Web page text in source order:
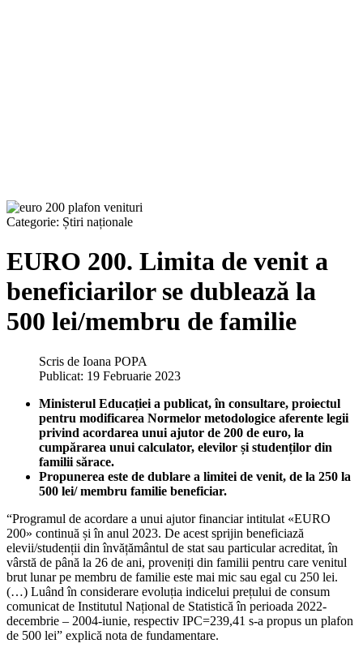
Categorie: Știri naționale
EURO 200. Limita de venit a
beneficiarilor se dublează la
500 lei/membru de familie
Scris de Ioana POPA
Publicat: 19 Februarie 2023
Ministerul Educației a publicat, în consultare, proiectul
pentru modificarea Normelor metodologice aferente legii
privind acordarea unui ajutor de 200 de euro, la
cumpărarea unui calculator, elevilor și studenților din
familii sărace.
Propunerea este de dublare a limitei de venit, de la 250 la
500 lei/ membru familie beneficiar.
“Programul de acordare a unui ajutor financiar intitulat «EURO
200» continuă și în anul 2023. De acest sprijin beneficiază
elevii/studenții din învățământul de stat sau particular acreditat, în
vârstă de până la 26 de ani, proveniți din familii pentru care venitul
brut lunar pe membru de familie este mai mic sau egal cu 250 lei.
(…) Luând în considerare evoluția indicelui prețului de consum
comunicat de Institutul Național de Statistică în perioada 2022-
decembrie – 2004-iunie, respectiv IPC=239,41 s-a propus un plafon
de 500 lei” explică nota de fundamentare.